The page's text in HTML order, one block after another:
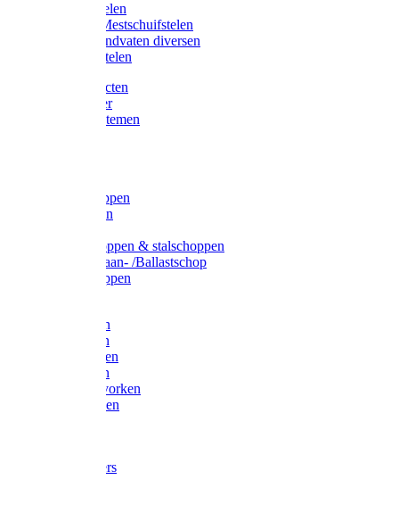
Gardena stelen
Sneeuw- /Mestschuifstelen
Stelen / Handvaten diversen
Telescoopstelen
Tuin producten
Fruitplukker
Ophangsystemen
Betonschoppen
Schepbatsen
Ballastschoppen & stalschoppen
Slijtsrip Graan- /Ballastschop
Graanschoppen
Hooivorken
Mestvorken
Bietenvorken
Maisvorken
Aardappelvorken
Vijgenvorken
Tuinkrabbers